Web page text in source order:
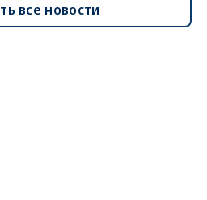
все новости